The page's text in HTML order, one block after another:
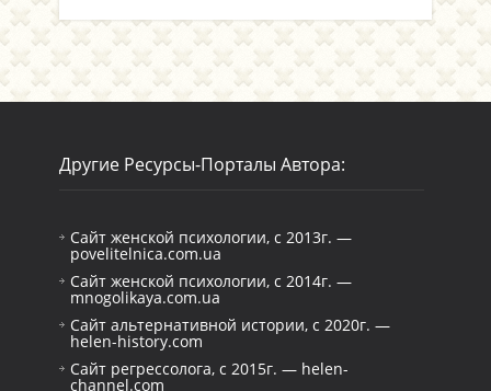
Другие Ресурсы-Порталы Автора:
Сайт женской психологии, с 2013г. —
povelitelnica.com.ua
Сайт женской психологии, с 2014г. —
mnogolikaya.com.ua
Сайт альтернативной истории, с 2020г. —
helen-history.com
Сайт регрессолога, с 2015г. — helen-
channel.com